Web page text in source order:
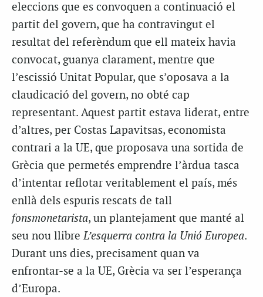
eleccions que es convoquen a continuació el
partit del govern, que ha contravingut el
resultat del referèndum que ell mateix havia
convocat, guanya clarament, mentre que
l’escissió Unitat Popular, que s’oposava a la
claudicació del govern, no obté cap
representant. Aquest partit estava liderat, entre
d’altres, per Costas Lapavitsas, economista
contrari a la UE, que proposava una sortida de
Grècia que permetés emprendre l’àrdua tasca
d’intentar reflotar veritablement el país, més
enllà dels espuris rescats de tall
fonsmonetarista, un plantejament que manté al
seu nou llibreL’esquerra contra la Unió Europea.
Durant uns dies, precisament quan va
enfrontar-se a la UE, Grècia va ser l’esperança
d’Europa.